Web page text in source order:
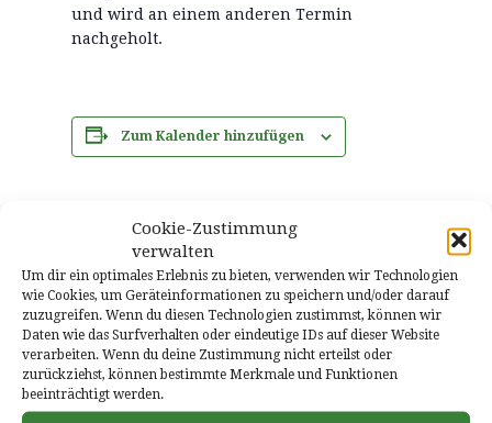
Cookie-Zustimmung
verwalten
Um dir ein optimales Erlebnis zu bieten, verwenden wir Technologien
wie Cookies, um Geräteinformationen zu speichern und/oder darauf
zuzugreifen. Wenn du diesen Technologien zustimmst, können wir
Daten wie das Surfverhalten oder eindeutige IDs auf dieser Website
verarbeiten. Wenn du deine Zustimmung nicht erteilst oder
zurückziehst, können bestimmte Merkmale und Funktionen
beeinträchtigt werden.
und wird an einem anderen Termin
nachgeholt.
Zum Kalender hinzufügen
Datum:
15. November 2025
VERANSTALTER
Verein der Musikfreunde
Telefon